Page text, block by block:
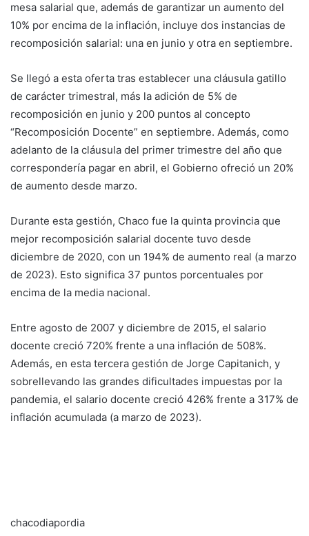
mesa salarial que, además de garantizar un aumento del
10% por encima de la inflación, incluye dos instancias de
recomposición salarial: una en junio y otra en septiembre.
Se llegó a esta oferta tras establecer una cláusula gatillo
de carácter trimestral, más la adición de 5% de
recomposición en junio y 200 puntos al concepto
“Recomposición Docente” en septiembre. Además, como
adelanto de la cláusula del primer trimestre del año que
correspondería pagar en abril, el Gobierno ofreció un 20%
de aumento desde marzo.
Durante esta gestión, Chaco fue la quinta provincia que
mejor recomposición salarial docente tuvo desde
diciembre de 2020, con un 194% de aumento real (a marzo
de 2023). Esto significa 37 puntos porcentuales por
encima de la media nacional.
Entre agosto de 2007 y diciembre de 2015, el salario
docente creció 720% frente a una inflación de 508%.
Además, en esta tercera gestión de Jorge Capitanich, y
sobrellevando las grandes dificultades impuestas por la
pandemia, el salario docente creció 426% frente a 317% de
inflación acumulada (a marzo de 2023).
chacodiapordia